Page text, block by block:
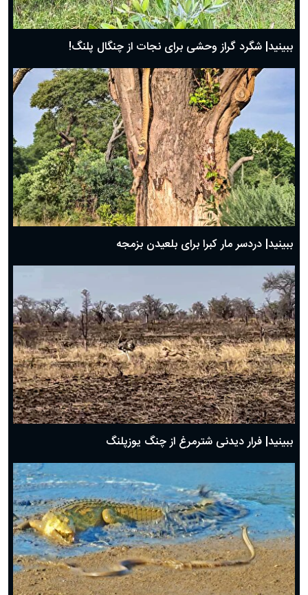
ببینید| شگرد گراز وحشی برای نجات از چنگال پلنگ!
ببینید| دردسر مار کبرا برای بلعیدن بزمجه
ببینید| فرار دیدنی شترمرغ از چنگ یوزپلنگ